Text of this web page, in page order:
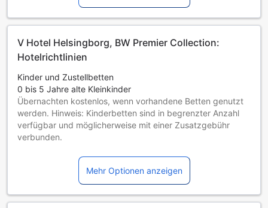
V Hotel Helsingborg, BW Premier Collection:
Hotelrichtlinien
Kinder und Zustellbetten
0 bis 5 Jahre alte Kleinkinder
Übernachten kostenlos, wenn vorhandene Betten genutzt
werden. Hinweis: Kinderbetten sind in begrenzter Anzahl
verfügbar und möglicherweise mit einer Zusatzgebühr
verbunden.
Übernachtung gratis, wenn das Kind ein vorhandenes Bett
Gäste ab 13 Jahren gelten als Erwachsene
Die Verfügbarkeit von Zustellbetten hängt von der
Mehr Optionen anzeigen